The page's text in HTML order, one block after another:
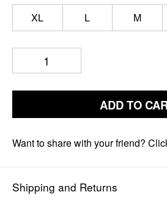
XL L M
ADD TO
Shipping and Returns
Want to share with your friend?